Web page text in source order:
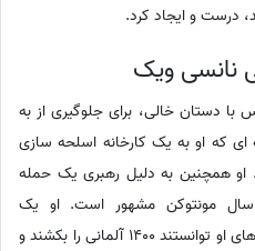
درست و ایجاد کرد.
نانسی ویک
دستان خالی، برای جلوگیری از به
که او به یک کارخانه اسلحه سازی
همچنین به دلیل رهبری یک حمله
سال مونتوکن مشهور است. او یک
استراتژیست جنگی درخشان بود. نیروهای او توانستند 1400 آلمانی را بکشند و